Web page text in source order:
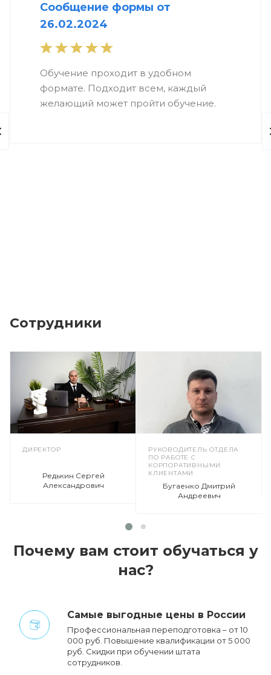
Сообщение формы от
26.02.2024
Обучение проходит в удобном
формате. Подходит всем, каждый
желающий может пройти обучение.
Сотрудники
ДИРЕКТОР
Редькин Сергей
Александрович
РУКОВОДИТЕЛЬ ОТДЕЛА
ПО РАБОТЕ С
КОРПОРАТИВНЫМИ
КЛИЕНТАМИ
Бугаенко Дмитрий
Андреевич
Почему вам стоит обучаться у
нас?
Cамые выгодные цены в России
Профессиональная переподготовка – от 10
000 руб. Повышение квалификации от 5 000
руб. Cкидки при обучении штата
сотрудников.